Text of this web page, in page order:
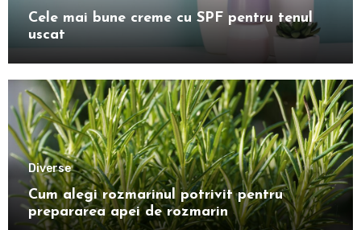
Cele mai bune creme cu SPF pentru tenul
uscat
Diverse
Cum alegi rozmarinul potrivit pentru
prepararea apei de rozmarin